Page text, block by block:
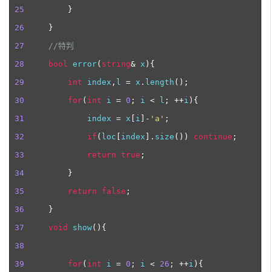
25
}
26
}
27
//特判
28
bool error( string& x ){
29
int index , l = x . length ();
30
for( int i = 0 ; i < l ; ++i ){
31
             index
= x i ]- ' a ' ;
32
if ( loc index ]. size ()) continue ;
33
return true ;
34
}
35
return false ;
36
}
37
void show(){
38
39
for( int i = 0 ; i < 26 ; ++i ){